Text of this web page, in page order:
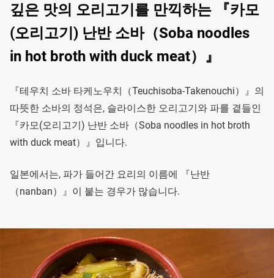
깊은 맛의 오리고기를 만끽하는 『카모
(오리고기) 난반 소바（Soba noodles
in hot broth with duck meat）』
『테우치 소바 타케노우치（Teuchisoba-Takenouchi）』의
따뜻한 소바의 정석은, 슬라이스한 오리고기와 파를 곁들인
『카모(오리고기) 난반 소바（Soba noodles in hot broth
with duck meat）』입니다.
일본에서는, 파가 들어간 요리의 이름에 『난반
（nanban）』이 붙는 경우가 많습니다.